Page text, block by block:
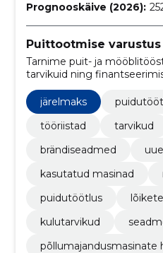
Prognooskäive (2026):
Puittootmise
Tarnime puit- ja
tarvikuid ning
hankida tööks vajaliku
partnerina.
järelmaks
tööriistad
tarvikud
brändiseadmed
kasutatud masinad
puidutöötlus
kulutarvikud
põllumajandusmasinate